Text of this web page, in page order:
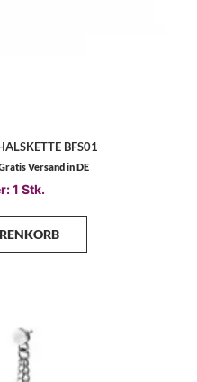
BFS01
Versand in DE
1 Stk.